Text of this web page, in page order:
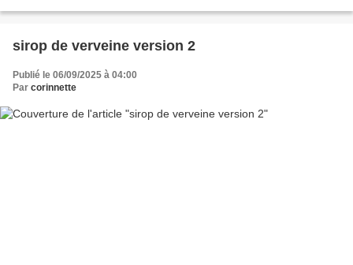
sirop de verveine version 2
Publié le 06/09/2025 à 04:00
Par corinnette